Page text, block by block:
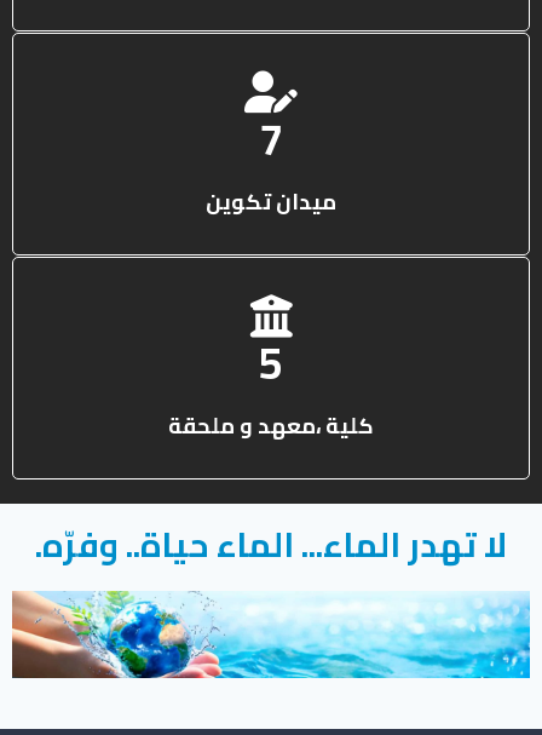
12
ميدان تكوين
9
كلية ،معهد و ملحقة
لا تهدر الماء... الماء حياة.. وفرّه.